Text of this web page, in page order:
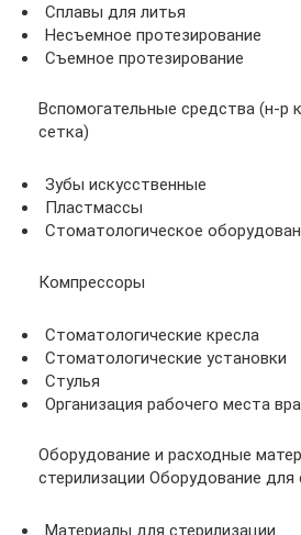
Сплавы для литья
Несъемное протезирование
Съемное протезирование
Вспомогательные средства (н-р
сетка)
Зубы искусственные
Пластмассы
Стоматологическое
Компрессоры
Стоматологические кресла
Стоматологические установки
Стулья
Организация рабочего места
Оборудование и расходные
стерилизации Оборудование для
Материалы для стерилизации